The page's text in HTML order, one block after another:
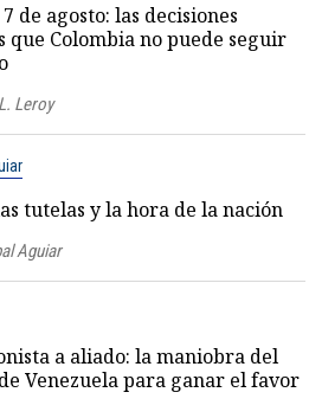
de agosto: las decisiones
que Colombia no puede seguir
Leroy
tutelas y la hora de la nación
Aguiar
a aliado: la maniobra del
Venezuela para ganar el favor